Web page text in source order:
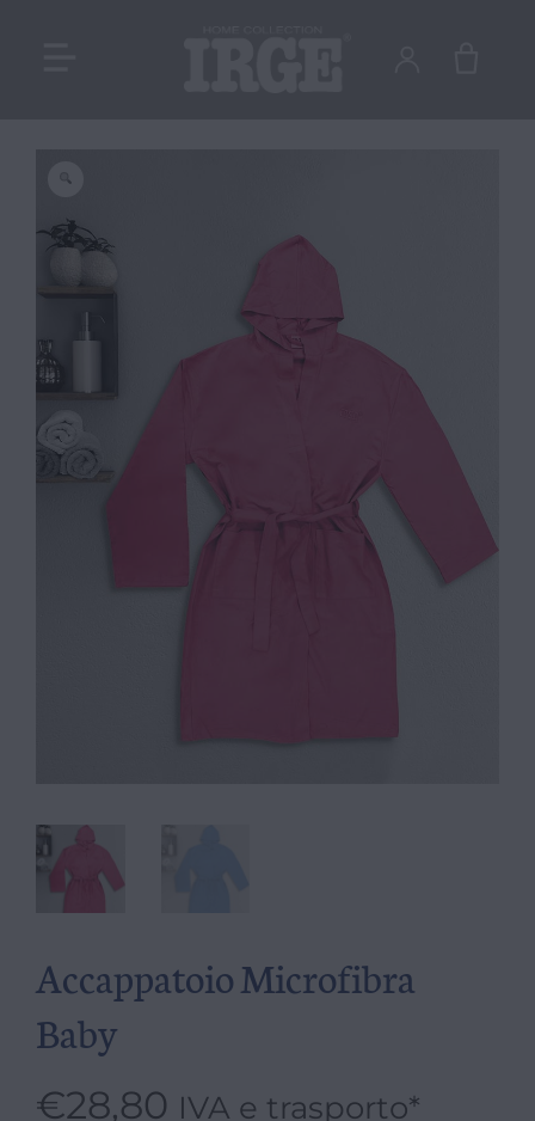
Accappatoio Microfibra
Baby
€28,80 IVA e trasporto*